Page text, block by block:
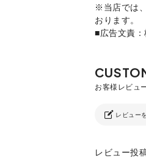
※当店では
おります。
■広告文責
レビュー
レビュー投